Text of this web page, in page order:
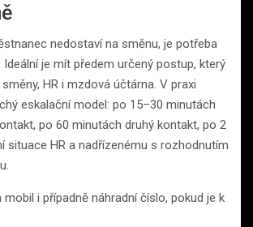
nedostaví na směnu, je potřeba
je mít předem určený postup, který
HR i mzdová účtárna. V praxi
eskalační model: po 15–30 minutách
po 60 minutách druhý kontakt, po 2
situace HR a nadřízenému s rozhodnutím
mobil i případně náhradní číslo, pokud je k